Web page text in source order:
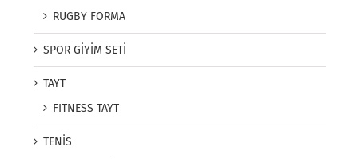
RUGBY FORMA
SPOR GİYİM SETİ
TAYT
FITNESS TAYT
TENİS